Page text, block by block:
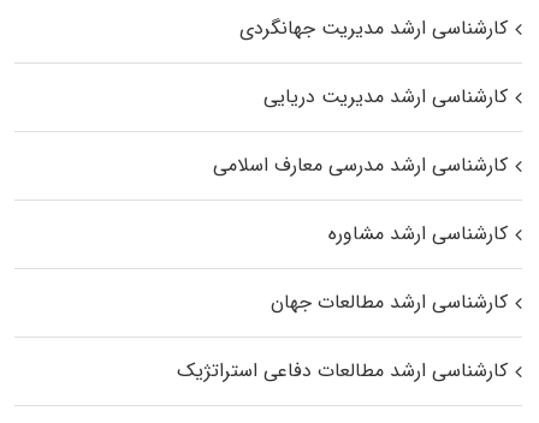
کارشناسی ارشد مدیریت جهانگردی
کارشناسی ارشد مدیریت دریایی
کارشناسی ارشد مدرسی معارف اسلامی
کارشناسی ارشد مشاوره
کارشناسی ارشد مطالعات جهان
کارشناسی ارشد مطالعات دفاعی استراتژیک